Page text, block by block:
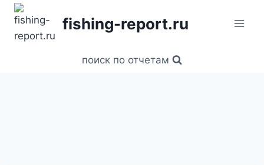
Перейти
содержанию
fishing-report.ru
поиск по отчетам